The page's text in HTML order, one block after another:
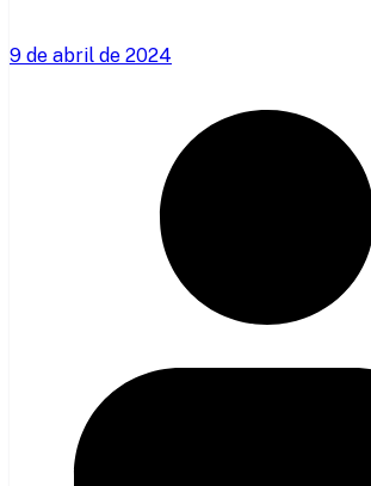
9 de abril de 2024